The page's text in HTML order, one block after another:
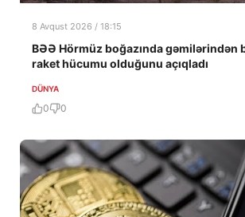
8 Avqust 2026 / 18:15
BƏƏ Hörmüz boğazında gəmilərindən
raket hücumu olduğunu açıqladı
DÜNYA
0 0